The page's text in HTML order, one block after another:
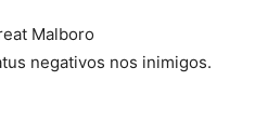
Malboro
negativos nos inimigos.